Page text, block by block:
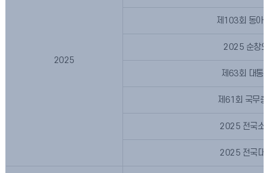
2025
제103회 동아
2025 순창오
제63회 대통
제61회 국무
2025 전국소
2025 전국대